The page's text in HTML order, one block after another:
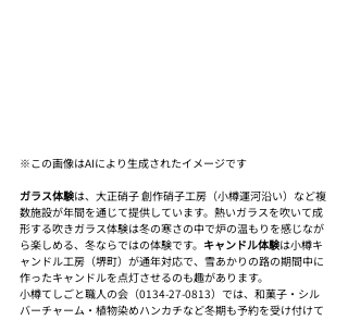
※この画像はAIにより生成されたイメージです
ガラス体験は、大正硝子 創作硝子工房（小樽運河沿い）など複
数施設が年間を通じて提供しています。熱いガラスを吹いて成
形する吹きガラス体験は冬の寒さの中で炉の温もりを感じなが
ら楽しめる、冬ならではの体験です。 キャンドル体験は小樽キ
ャンドル工房（堺町）が通年対応で、雪あかりの路の期間中に
作ったキャンドルを点灯させるのも趣があります。
小樽てしごと職人の会（0134-27-0813）では、和菓子・シル
バーチャーム・植物染めハンカチなど冬期も予約を受け付けて